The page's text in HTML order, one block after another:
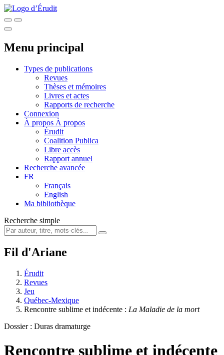
Menu principal
Types de publications
Revues
Thèses et mémoires
Livres et actes
Rapports de recherche
Connexion
À propos À propos
Érudit
Coalition Publica
Libre accès
Rapport annuel
Recherche avancée
FR
Français
English
Ma bibliothèque
Recherche simple
Fil d'Ariane
Érudit
Revues
Jeu
Québec-Mexique
Rencontre sublime et indécente : La Maladie de la mort
Dossier : Duras dramaturge
Rencontre sublime et indécente